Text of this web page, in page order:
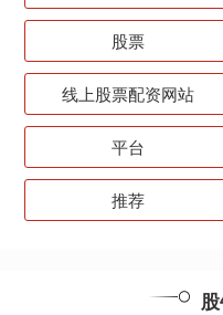
股票
线上股票配资网站
平台
推荐